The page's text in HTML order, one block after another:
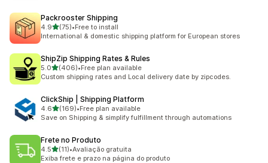
Packrooster Shipping
4.9별 5개 중
(75)
총 리뷰 75개
•Free to install
International & domestic shipping platform for European stores
ShipZip Shipping Rates & Rules
5.0별 5개 중
(406)
총 리뷰 406개
•Free plan available
Custom shipping rates and Local delivery date by zipcodes.
ClickShip | Shipping Platform
4.6별 5개 중
(169)
총 리뷰 169개
•Free plan available
Save on Shipping & simplify fulfillment through automations
Frete no Produto
4.5별 5개 중
(11)
총 리뷰 11개
•Avaliação gratuita
Exiba frete e prazo na página do produto